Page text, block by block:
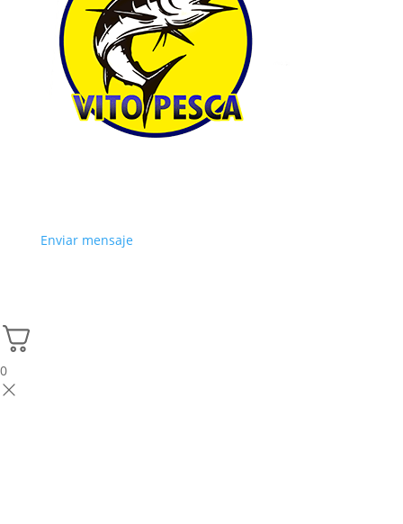
Enviar mensaje
0